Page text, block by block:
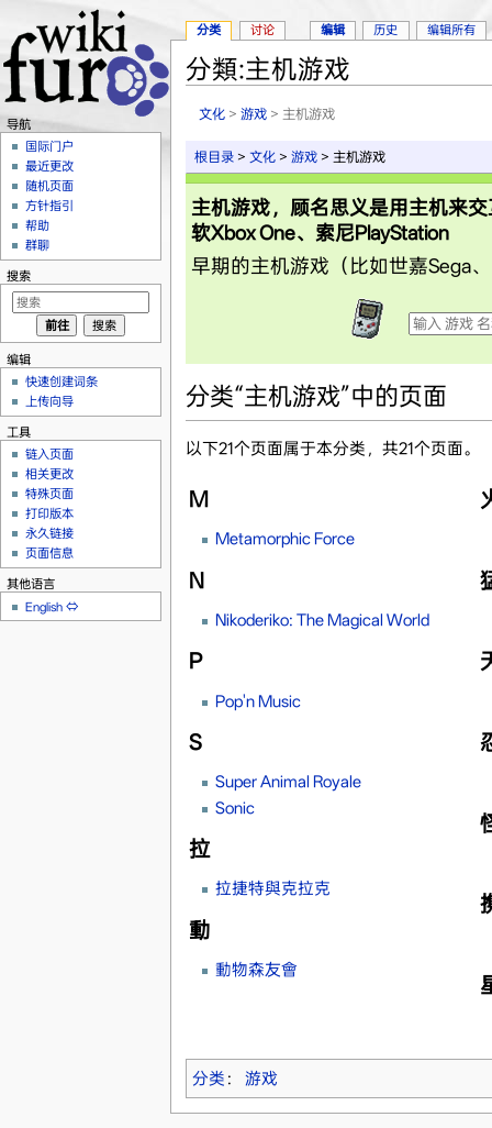
分類:主机游戏
文化 >游戏 > 主机游戏
根目录 >文化 >游戏 > 主机游戏
主机游戏，顾名思义是用主机来
软Xbox One、索尼PlayStation
早期的主机游戏（比如世嘉Sega
分类“主机游戏”中的页面
以下21个页面属于本分类，共21个页面。
M
Metamorphic Force
N
Nikoderiko: The Magical World
P
Pop'n Music
S
Super Animal Royale
Sonic
拉
拉捷特與克拉克
動
動物森友會
分类 ： 游戏
分类 讨论 编辑 历史 编辑所有
导航
国际门户
最近更改
随机页面
方针指引
帮助
群聊
搜索
编辑
快速创建词条
上传向导
工具
链入页面
相关更改
特殊页面
打印版本
永久链接
页面信息
其他语言
English ⇔